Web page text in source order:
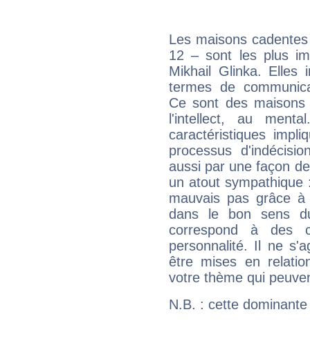
Les maisons
12 – sont les plus
Mikhail Glinka. Elles
termes de
Ce sont des
l'intellect, au
caractéristiques
processus
aussi par une façon
un atout
mauvais pas grâce
dans le bon sens
correspond à des
personnalité. Il ne
être mises en
votre thème qui
N.B. : cette